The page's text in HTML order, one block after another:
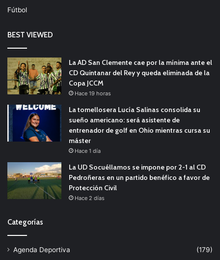
Fútbol
BEST VIEWED
La AD San Clemente cae por la mínima ante el
CD Quintanar del Rey y queda eliminada de la
Copa JCCM
Hace 19 horas
La tomellosera Lucía Salinas consolida su
sueño americano: será asistente de
entrenador de golf en Ohio mientras cursa su
máster
Hace 1 día
La UD Socuéllamos se impone por 2-1 al CD
Pedroñeras en un partido benéfico a favor de
Protección Civil
Hace 2 días
Categorías
Agenda Deportiva
(179)